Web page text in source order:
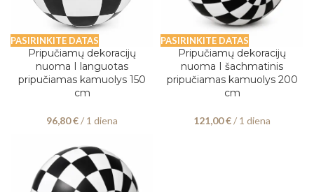
PASIRINKITE DATAS
Pripučiamų dekoracijų
nuoma I languotas
pripučiamas kamuolys 150
cm
96,80€/ 1 diena
PASIRINKITE DATAS
Pripučiamų dekoracijų
nuoma I šachmatinis
pripučiamas kamuolys 200
cm
121,00€/ 1 diena